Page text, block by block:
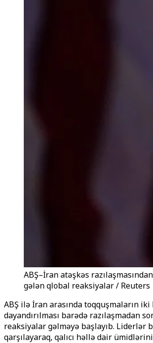
ABŞ–İran atəşkəs
gələn qlobal reaksiyalar / Reuters
ABŞ ilə İran arasında toqquşmaların
dayandırılması barədə razılaşmadan
reaksiyalar gəlməyə başlayıb. Liderlər
qarşılayaraq, qalıcı həllə dair